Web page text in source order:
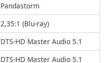
Pandastorm
2,35:1 (Blu-ray)
DTS-HD Master Audio 5.1
DTS-HD Master Audio 5.1